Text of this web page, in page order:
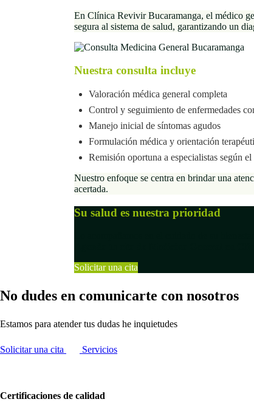
En Clínica Revivir Bucaramanga, el médico
segura al sistema de salud, garantizando un
Nuestra consulta incluye
Valoración médica general completa
Control y seguimiento de enfermedades
Manejo inicial de síntomas agudos
Formulación médica y orientación
Remisión oportuna a especialistas según el
Nuestro enfoque se centra en brindar una
acertada.
Su salud es nuestra prioridad
Solicitar una cita
No dudes en comunicarte con nosotros
Estamos para atender tus dudas he inquietudes
Solicitar una cita Servicios
Certificaciones de calidad